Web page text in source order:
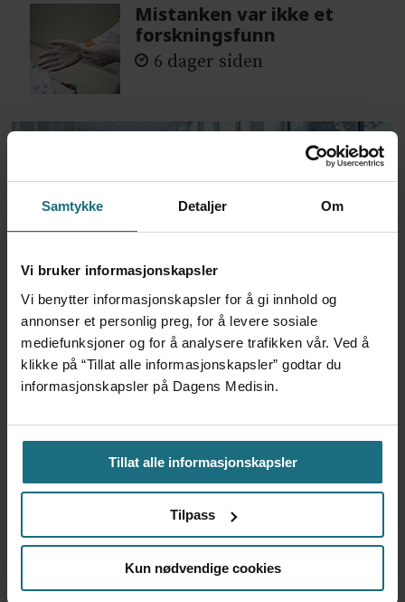
Samtykke Detaljer Om
Vi bruker informasjonskapsler
Vi benytter informasjonskapsler for å gi innhold og
annonser et personlig preg, for å levere sosiale
mediefunksjoner og for å analysere trafikken vår. Ved å
klikke på “Tillat alle informasjonskapsler” godtar du
informasjonskapsler på Dagens Medisin.
Tillat alle informasjonskapsler
Tilpass
Kun nødvendige cookies
Mistanken var ikke et
forskningsfunn
6 dager siden
Har halvert reinnleggelser
etter pilotprosjekt